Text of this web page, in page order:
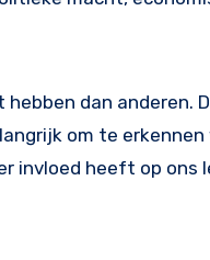
dan anderen.
om te
invloed heeft op ons